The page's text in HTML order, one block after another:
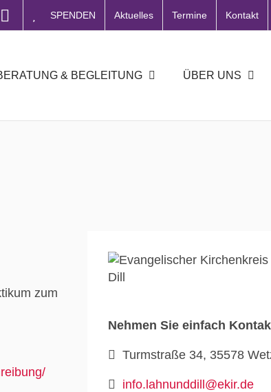
SPENDEN Aktuelles Termine Kontakt
& BEGLEITUNG ÜBER UNS
zum
Nehmen Sie einfach
Turmstraße 34, 35578
info.lahnunddill@ekir.de